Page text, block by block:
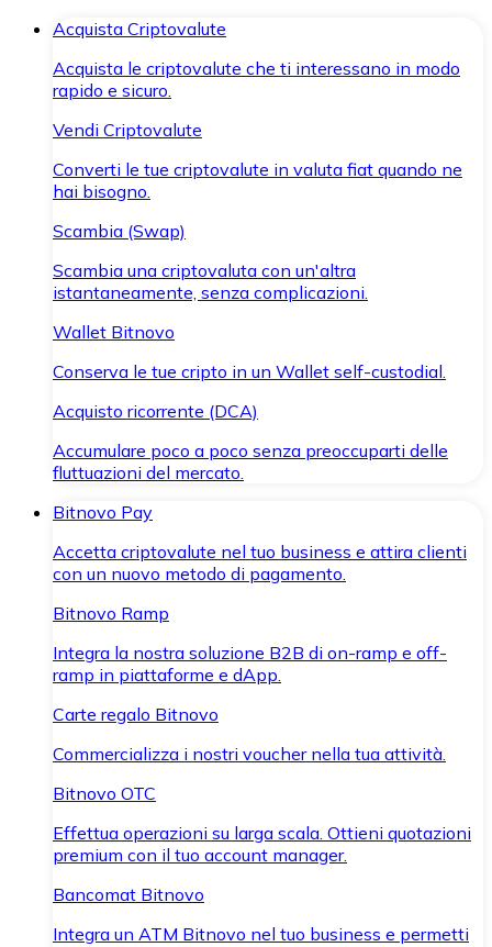
Acquista Criptovalute
Acquista le criptovalute che ti interessano in modo
rapido e sicuro.
Vendi Criptovalute
Converti le tue criptovalute in valuta fiat quando ne
hai bisogno.
Scambia (Swap)
Scambia una criptovaluta con un'altra
istantaneamente, senza complicazioni.
Wallet Bitnovo
Conserva le tue cripto in un Wallet self-custodial.
Acquisto ricorrente (DCA)
Accumulare poco a poco senza preoccuparti delle
fluttuazioni del mercato.
Bitnovo Pay
Accetta criptovalute nel tuo business e attira clienti
con un nuovo metodo di pagamento.
Bitnovo Ramp
Integra la nostra soluzione B2B di on-ramp e off-
ramp in piattaforme e dApp.
Carte regalo Bitnovo
Commercializza i nostri voucher nella tua attività.
Bitnovo OTC
Effettua operazioni su larga scala. Ottieni quotazioni
premium con il tuo account manager.
Bancomat Bitnovo
Integra un ATM Bitnovo nel tuo business e permetti